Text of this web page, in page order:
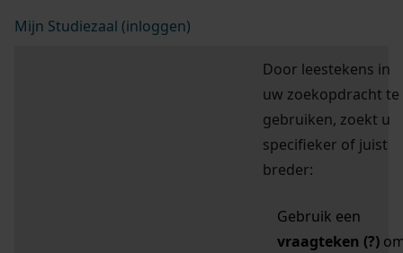
Mijn Studiezaal (inloggen)
Door leestekens in
uw zoekopdracht te
gebruiken, zoekt u
specifieker of juist
breder:
Gebruik een
vraagteken (?)